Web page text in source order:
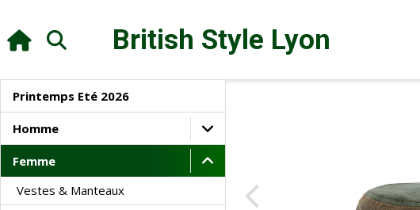
British Style Lyon
Printemps Eté 2026
Homme
Femme
Vestes & Manteaux